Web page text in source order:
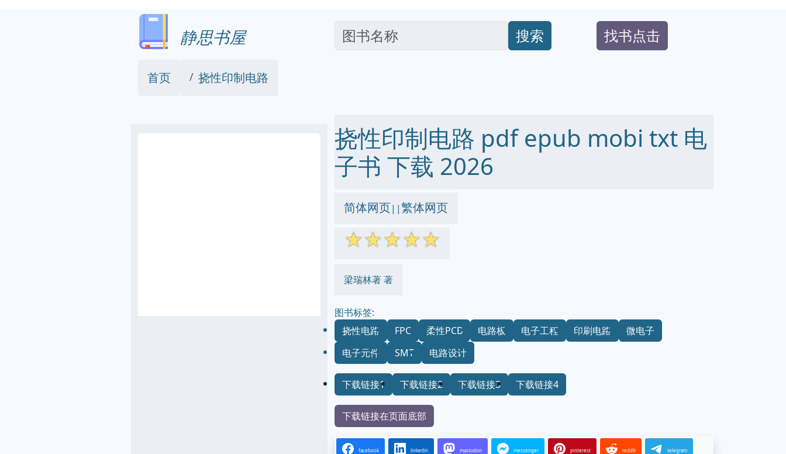
静思书屋 搜索 找书点击
首页 挠性印制电路
挠性印制电路 pdf epub mobi txt 电
子书 下载 2026
简体网页||繁体网页
☆☆☆☆☆
梁瑞林著 著
图书标签:
挠性电路
FPC 柔性PCB 电路板 电子工程 印刷电路
微电子
电子元件
SMT 电路设计
下载链接1 下载链接2 下载链接3 下载链接4
下载链接在页面底部
facebook linkedin mastodon messenger pinterest reddit telegram